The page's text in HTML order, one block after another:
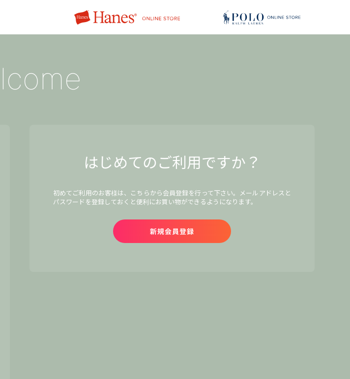
はじめてのご利用ですか？
初めてご利用のお客様は、こちらから会員登録を行って下さい。メールアドレスと
パスワードを登録しておくと便利にお買い物ができるようになります。